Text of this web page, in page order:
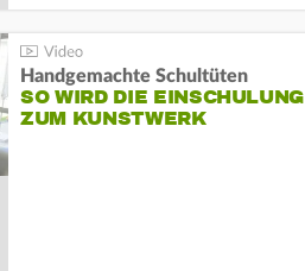
Handgemachte Schultüten
SO WIRD DIE EINSCHULUNG
ZUM KUNSTWERK